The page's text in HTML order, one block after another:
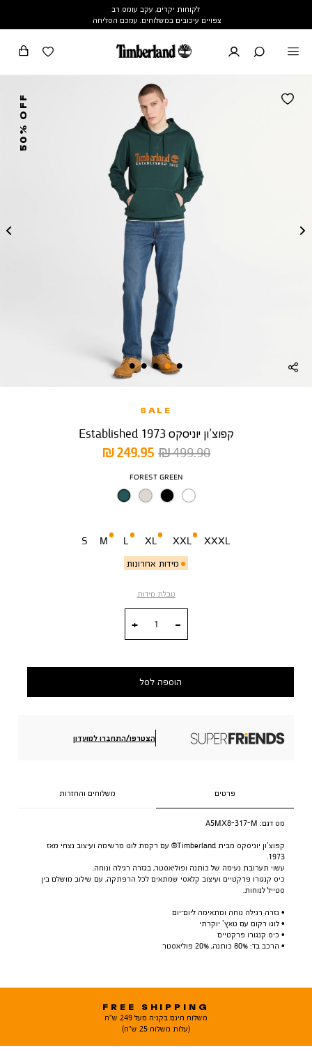
לקוחות יקרים, עקב עומס רב
צפויים עיכובים במשלוחים. עמכם הסליחה
50% OFF
SALE
קפוצ’ון יוניסקס Established 1973
מחיר
מוצר
249.95 ₪
מחיר
499.90 ₪
צבע
FOREST GREEN
S M
מידות אחרונות
L XL XXL XXXL
טבלת מידות
הוספה לסל
הצטרפו/התחברו למועדון
פרטים משלוחים והחזרות
מס דגם: A5MX8-317-M
קפוצ’ון יוניסקס מבית Timberland® עם רקמת לוגו מרשימה ועיצוב נצחי מאז
1973.
עשוי תערובת נעימה של כותנה ופוליאסטר, בגזרה רגילה ונוחה.
כיס קנגורו פרקטיים ועיצוב קלאסי שמתאים לכל הרפתקה, עם שילוב מושלם בין
סטייל לנוחות.
• גזרה רגילה נוחה ומתאימה ליום־יום
• לוגו רקום עם טאץ’ יוקרתי
• כיס קנגורו פרקטיים
• הרכב בד: 80% כותנה, 20% פוליאסטר
FREE SHIPPING
משלוח חינם בקניה מעל 249 ש"ח
(עלות משלוח 25 ש"ח)